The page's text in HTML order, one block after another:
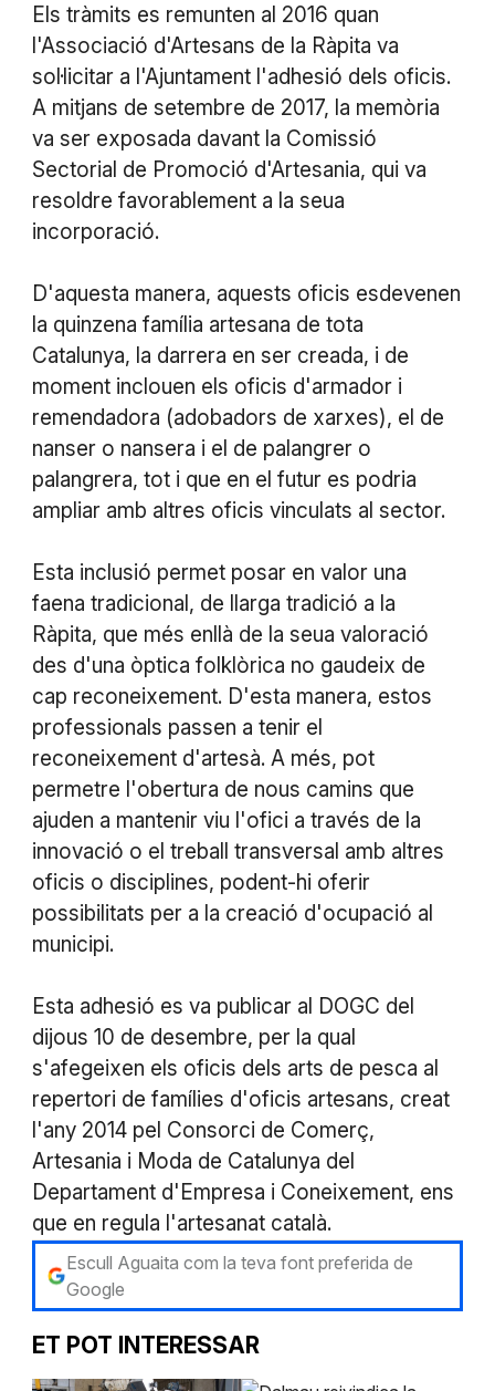
Els tràmits es remunten al 2016 quan
l'Associació d'Artesans de la Ràpita va
sol·licitar a l'Ajuntament l'adhesió dels oficis.
A mitjans de setembre de 2017, la memòria
va ser exposada davant la Comissió
Sectorial de Promoció d'Artesania, qui va
resoldre favorablement a la seua
incorporació.
D'aquesta manera, aquests oficis esdevenen
la quinzena família artesana de tota
Catalunya, la darrera en ser creada, i de
moment inclouen els oficis d'armador i
remendadora (adobadors de xarxes), el de
nanser o nansera i el de palangrer o
palangrera, tot i que en el futur es podria
ampliar amb altres oficis vinculats al sector.
Esta inclusió permet posar en valor una
faena tradicional, de llarga tradició a la
Ràpita, que més enllà de la seua valoració
des d'una òptica folklòrica no gaudeix de
cap reconeixement. D'esta manera, estos
professionals passen a tenir el
reconeixement d'artesà. A més, pot
permetre l'obertura de nous camins que
ajuden a mantenir viu l'ofici a través de la
innovació o el treball transversal amb altres
oficis o disciplines, podent-hi oferir
possibilitats per a la creació d'ocupació al
municipi.
Esta adhesió es va publicar al DOGC del
dijous 10 de desembre, per la qual
s'afegeixen els oficis dels arts de pesca al
repertori de famílies d'oficis artesans, creat
l'any 2014 pel Consorci de Comerç,
Artesania i Moda de Catalunya del
Departament d'Empresa i Coneixement, ens
que en regula l'artesanat català.
Escull Aguaita com la teva font preferida de
Google
ET POT INTERESSAR